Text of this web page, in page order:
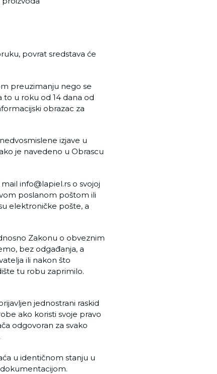
povrat sredstava će
preuzimanju nego se
to u roku od 14 dana od
obrazac za
izjave u
je navedeno u Obrascu
mail info@lapiel.rs o svojoj
poslanom poštom ili
elektroničke pošte, a
Zakonu o obveznim
bez odgađanja, a
ili nakon što
tu robu zaprimilo.
jednostrani raskid
ako koristi svoje pravo
odgovoran za svako
u identičnom stanju u